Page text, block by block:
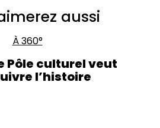
aussi
À 360°
Pôle culturel veut
l’histoire